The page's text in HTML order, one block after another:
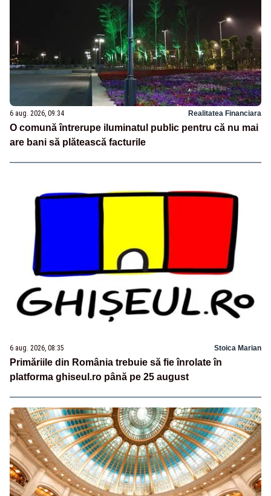
6 aug. 2026, 09:34 Realitatea Financiara
O comună întrerupe iluminatul public pentru că nu mai
are bani să plătească facturile
6 aug. 2026, 08:35 Stoica Marian
Primăriile din România trebuie să fie înrolate în
platforma ghiseul.ro până pe 25 august